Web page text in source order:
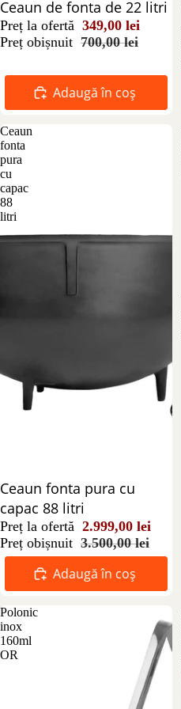
Reducere 50%
Ceaun de fonta de 22 litri
Preț la ofertă 349,00 lei
Preț obișnuit 700,00 lei
Adaugă în coș
Ceaun
fonta
pura
cu
capac
88
litri
Reducere 14%
Ceaun fonta pura cu
capac 88 litri
Preț la ofertă 2.999,00 lei
Preț obișnuit 3.500,00 lei
Adaugă în coș
Polonic
inox
160ml
OR